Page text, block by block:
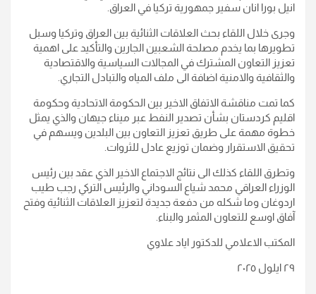
انيل بورا انان سفير جمهورية تركيا في العراق.
وجرى خلال اللقاء بحث العلاقات الثنائية بين العراق وتركيا وسبل
تطويرها بما يخدم مصلحة الشعبين الجارين والتأكيد على اهمية
تعزيز التعاون المشترك في المجالات السياسية والاقتصادية
والثقافية والامنية اضافة الى ملف المياه والتبادل التجاري.
كما تمت مناقشة الاتفاق الاخير بين الحكومة الاتحادية وحكومة
اقليم كردستان بشأن تصدير النفط عبر ميناء جيهان والذي يمثل
خطوة مهمة على طريق تعزيز التعاون بين البلدين ويسهم في
تحقيق الاستقرار وضمان توزيع عادل للثروات.
وتطرق اللقاء كذلك الى نتائج الاجتماع الاخير الذي عقد بين رئيس
الوزراء العراقي محمد شياع السوداني والرئيس التركي رجب طيب
اردوغان وما شكله من دفعة جديدة لتعزيز العلاقات الثنائية وفتح
آفاق اوسع للتعاون المثمر والبناء.
المكتب الاعلامي للدكتور اياد علاوي
٢٩ ايلول ٢٠٢٥